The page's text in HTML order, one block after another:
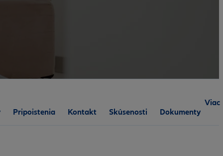
Pripoistenia Kontakt Skúsenosti Dokumenty
Viac